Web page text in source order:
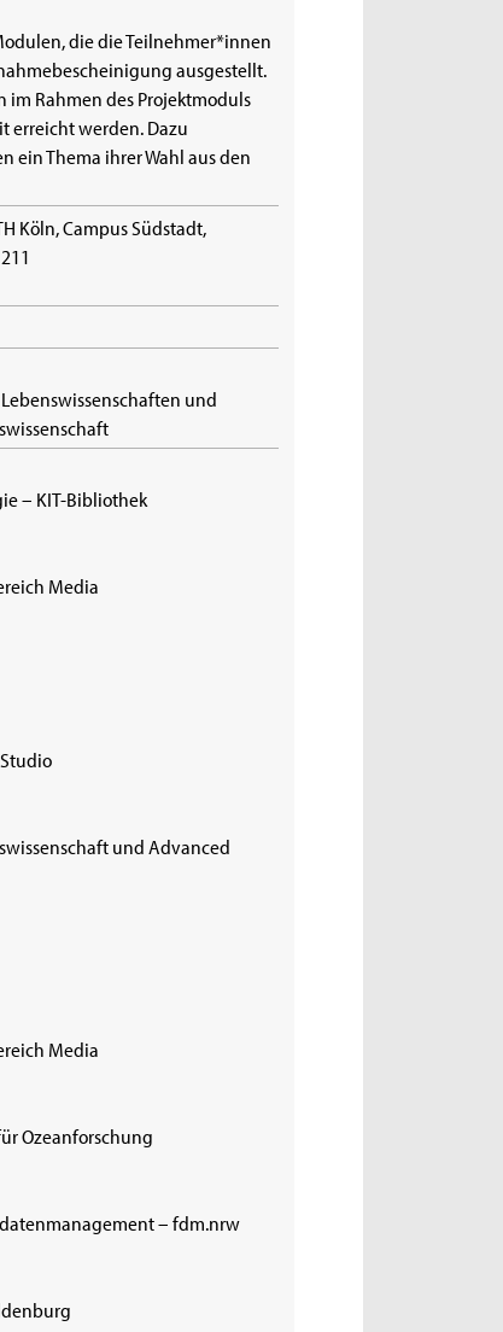
die die Teilnehmer*innen
ausgestellt.
im Rahmen des Projektmoduls
erreicht werden. Dazu
ein Thema ihrer Wahl aus den
Köln, Campus Südstadt,
und
– KIT-Bibliothek
Media
und Advanced
Media
Ozeanforschung
– fdm.nrw